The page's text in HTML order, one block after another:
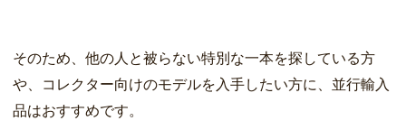
そのため、他の人と被らない特別な一本を探している方
や、コレクター向けのモデルを入手したい方に、並行輸入
品はおすすめです。